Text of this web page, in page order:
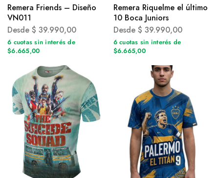
Remera Friends – Diseño
VN011
Desde $ 39.990,00
6 cuotas sin interés de
$6.665,00
Remera Riquelme el último
10 Boca Juniors
Desde $ 39.990,00
6 cuotas sin interés de
$6.665,00